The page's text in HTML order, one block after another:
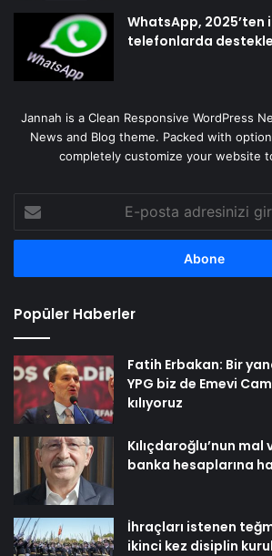
WhatsApp, 2025’ten
telefonlarda
Jannah is a Clean Responsive WordPress
News and Blog theme. Packed with
completely customize your website
posta
adresinizi
Popüler Haberler
Fatih Erbakan: Bir
YPG biz de Emevi
kılıyoruz
Kılıçdaroğlu’nun mal
banka hesaplarına
İhraçları istenen
ikinci kez disiplin